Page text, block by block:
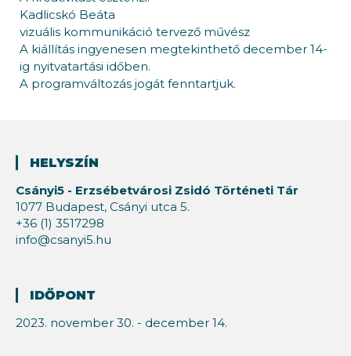
Kadlicskó Beáta
vizuális kommunikáció tervező művész
A kiállítás ingyenesen megtekinthető december 14-
ig nyitvatartási időben.
A programváltozás jogát fenntartjuk.
HELYSZÍN
Csányi5 - Erzsébetvárosi Zsidó Történeti Tár
1077 Budapest, Csányi utca 5.
+36 (1) 3517298
info@csanyi5.hu
IDŐPONT
2023. november 30. - december 14.